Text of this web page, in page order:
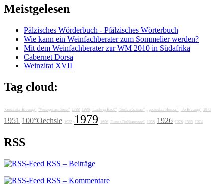
Meistgelesen
Pälzisches Wörderbuch - Pfälzisches Wörterbuch
Wie kann ein Weinfachberater zum Sommelier werden?
Mit dem Weinfachberater zur WM 2010 in Südafrika
Cabernet Dorsa
Weinzitat XVII
Tag cloud:
"Getränke Breunig" "Weingut am Stein" 1788 1989 "Ludwig Knoll" "Stefan Sattran" „grotesker Humor“ "Jo Breunig" 1972
1951 100°Oechsle 1978 1979 1606 "Lunas Delikatessen" 1986 1926 1976 1988 1974
RSS
RSS – Beiträge
RSS – Kommentare